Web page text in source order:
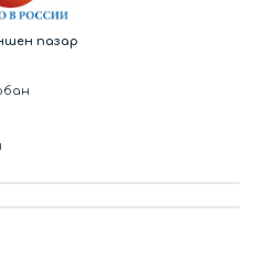
пазар